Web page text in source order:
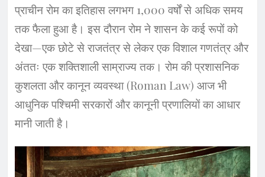
​प्राचीन रोम का इतिहास लगभग 1,000 वर्षों से अधिक समय
तक फैला हुआ है। इस दौरान रोम ने शासन के कई रूपों को
देखा—एक छोटे से राजतंत्र से लेकर एक विशाल गणतंत्र और
अंततः एक शक्तिशाली साम्राज्य तक। रोम की प्रशासनिक
कुशलता और कानून व्यवस्था (Roman Law) आज भी
आधुनिक पश्चिमी सरकारों और कानूनी प्रणालियों का आधार
मानी जाती है।